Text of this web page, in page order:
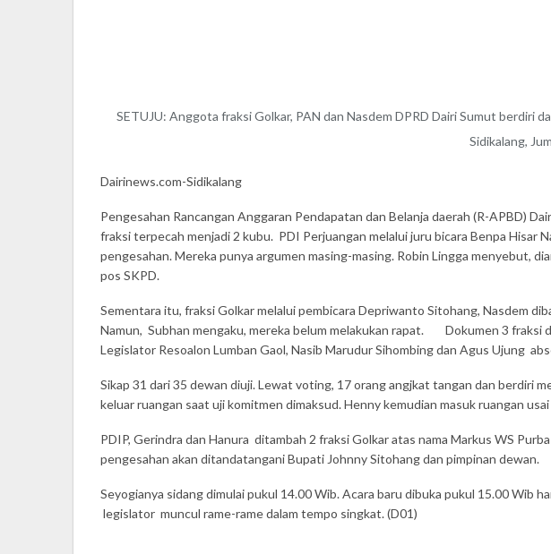
SETUJU: Anggota fraksi Golkar, PAN dan Nasdem DPRD Dairi Sumut berdiri
Sidikalang,
Dairinews.com-Sidikalang
Pengesahan Rancangan Anggaran Pendapatan dan Belanja daerah (R-APBD)
fraksi terpecah menjadi 2 kubu. PDI Perjuangan melalui juru bicara Benpa Hisar
pengesahan. Mereka punya argumen masing-masing. Robin Lingga menyebut,
pos SKPD.
Sementara itu, fraksi Golkar melalui pembicara Depriwanto Sitohang, Nasdem
Namun, Subhan mengaku, mereka belum melakukan rapat. Dokumen 3 fraksi
Legislator Resoalon Lumban Gaol, Nasib Marudur Sihombing dan Agus Ujung
Sikap 31 dari 35 dewan diuji. Lewat voting, 17 orang angjkat tangan dan berdiri
keluar ruangan saat uji komitmen dimaksud. Henny kemudian masuk ruangan
PDIP, Gerindra dan Hanura ditambah 2 fraksi Golkar atas nama Markus WS
pengesahan akan ditandatangani Bupati Johnny Sitohang dan pimpinan dewan.
Seyogianya sidang dimulai pukul 14.00 Wib. Acara baru dibuka pukul 15.00
legislator muncul rame-rame dalam tempo singkat. (D01)